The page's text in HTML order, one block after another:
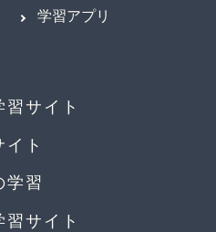
学習アプリ
習サイト
イト
学習
習サイト